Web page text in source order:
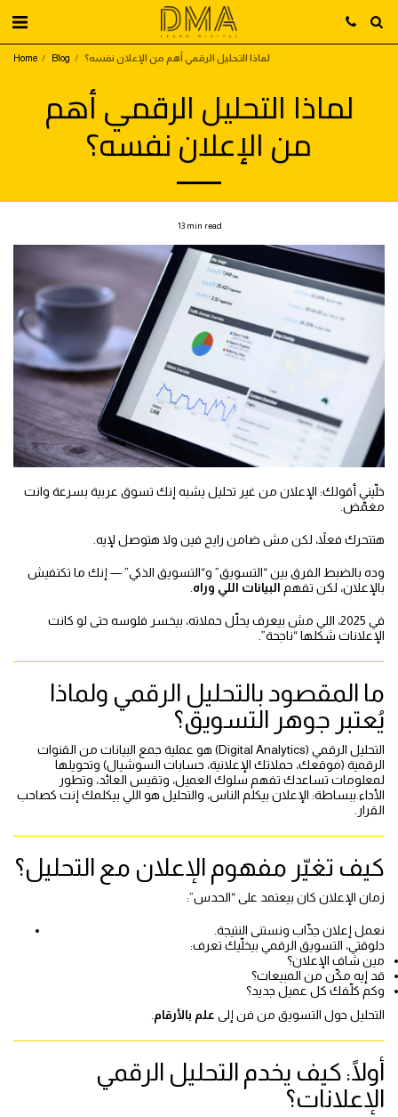
Home Blog لماذا التحليل الرقمي أهم من الإعلان نفسه؟
لماذا التحليل الرقمي أهم
من الإعلان نفسه؟
13 min read
خلّيني أقولك: الإعلان من غير تحليل يشبه إنك تسوق عربية بسرعة وانت
مغمّض.
هتتحرك فعلاً، لكن مش ضامن رايح فين ولا هتوصل لإيه.
وده بالضبط الفرق بين “التسويق” و“التسويق الذكي” — إنك ما تكتفيش
بالإعلان، لكن تفهم البيانات اللي وراه.
في 2025، اللي مش بيعرف يحلّل حملاته، بيخسر فلوسه حتى لو كانت
الإعلانات شكلها “ناجحة”.
ما المقصود بالتحليل الرقمي ولماذا
يُعتبر جوهر التسويق؟
التحليل الرقمي (Digital Analytics) هو عملية جمع البيانات من القنوات
الرقمية (موقعك، حملاتك الإعلانية، حسابات السوشيال) وتحويلها
لمعلومات تساعدك تفهم سلوك العميل، وتقيس العائد، وتطور
الأداء.ببساطة: الإعلان بيكلم الناس، والتحليل هو اللي بيكلمك إنت كصاحب
القرار.
كيف تغيّر مفهوم الإعلان مع التحليل؟
زمان الإعلان كان بيعتمد على “الحدس”:
نعمل إعلان جذّاب ونستنى النتيجة.
دلوقتي، التسويق الرقمي بيخلّيك تعرف:
مين شاف الإعلان؟
قد إيه مكّن من المبيعات؟
وكم كلّفك كل عميل جديد؟
التحليل حول التسويق من فن إلى علم بالأرقام.
أولًا: كيف يخدم التحليل الرقمي
الإعلانات؟